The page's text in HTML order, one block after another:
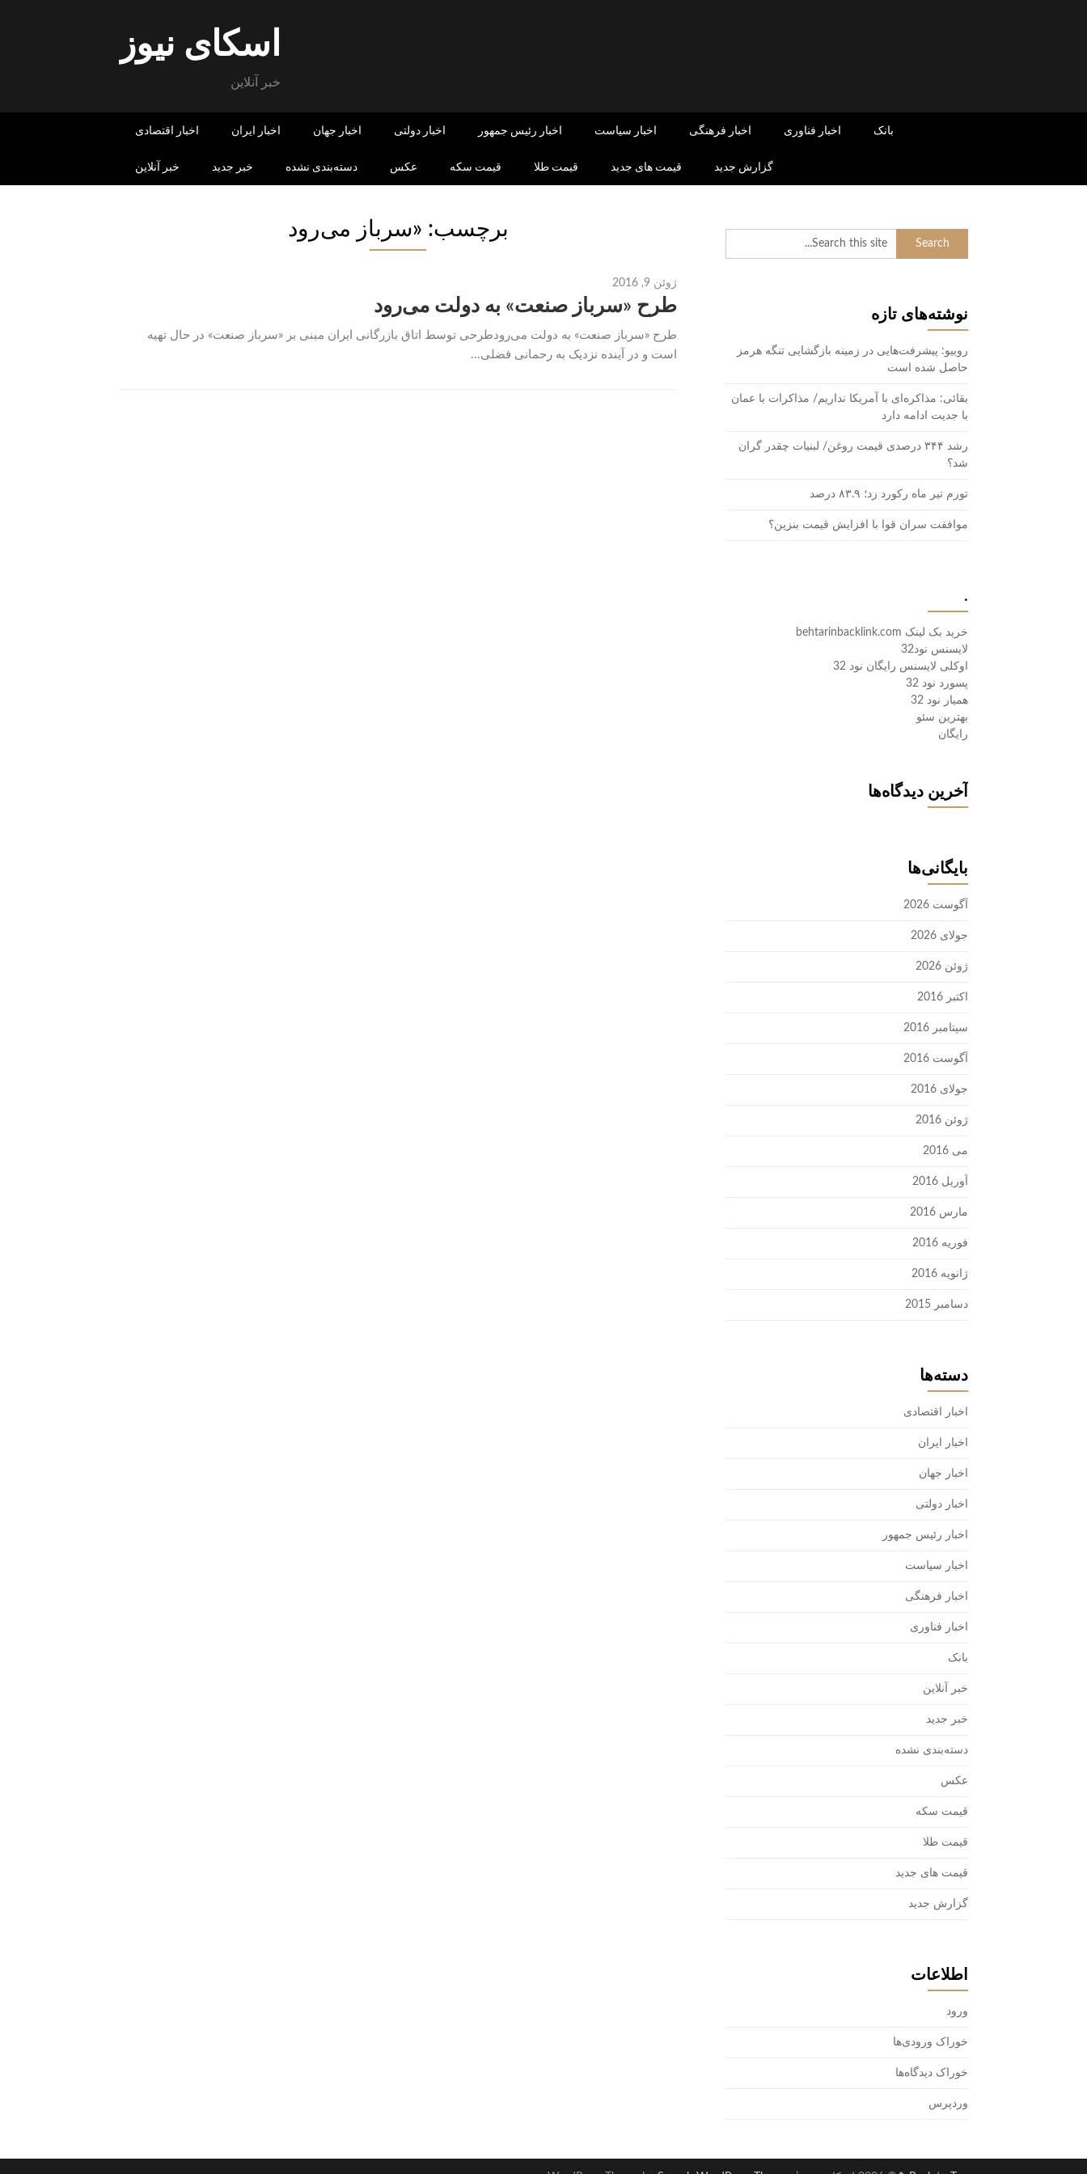
اسکای نیوز
خبر آنلاین
اخبار اقتصادی اخبار ایران اخبار جهان اخبار دولتی اخبار رئیس جمهور اخبار سیاست اخبار فرهنگی اخبار فناوری بانک
خبر آنلاین خبر جدید دسته‌بندی نشده عکس قیمت سکه قیمت طلا قیمت های جدید گزارش جدید
برچسب: «سرباز می‌رود
ژوئن 9, 2016
طرح «سرباز صنعت» به دولت می‌رود
طرح «سرباز صنعت» به دولت می‌رودطرحی توسط اتاق بازرگانی ایران مبنی بر «سرباز صنعت» در حال تهیه
است و در آینده نزدیک به رحمانی فضلی...
نوشته‌های تازه
روبیو: پیشرفت‌هایی در زمینه بازگشایی تنگه هرمز
حاصل شده است
بقائی: مذاکره‌ای با آمریکا نداریم/ مذاکرات با عمان
با جدیت ادامه دارد
رشد ۳۴۴ درصدی قیمت روغن/ لبنیات چقدر گران
شد؟
تورم تیر ماه رکورد زد؛ ۸۳.۹ درصد
موافقت سران قوا با افزایش قیمت بنزین؟
.
خرید بک لینک behtarinbacklink.com
لایسنس نود32
اوکلی لایسنس رایگان نود 32
پسورد نود 32
همیار نود 32
بهترین سئو
رایگان
آخرین دیدگاه‌ها
بایگانی‌ها
آگوست 2026
جولای 2026
ژوئن 2026
اکتبر 2016
سپتامبر 2016
آگوست 2016
جولای 2016
ژوئن 2016
می 2016
آوریل 2016
مارس 2016
فوریه 2016
ژانویه 2016
دسامبر 2015
دسته‌ها
اخبار اقتصادی
اخبار ایران
اخبار جهان
اخبار دولتی
اخبار رئیس جمهور
اخبار سیاست
اخبار فرهنگی
اخبار فناوری
بانک
خبر آنلاین
خبر جدید
دسته‌بندی نشده
عکس
قیمت سکه
قیمت طلا
قیمت های جدید
گزارش جدید
اطلاعات
ورود
خوراک ورودی‌ها
خوراک دیدگاه‌ها
وردپرس